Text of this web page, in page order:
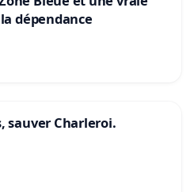
dépendance
sauver Charleroi.